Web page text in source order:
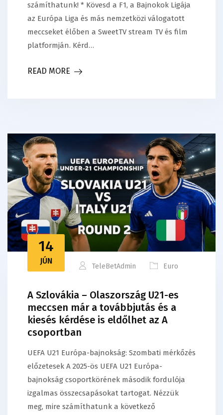
számíthatunk! * Kövesd a F1, a Bajnokok Ligája
az Európa Liga és más nemzetközi válogatott
meccseket élőben a SweetTV stream TV és film
platformján. Kérd…
READ MORE
14
JÚN
TeleBetAdmin Euro
A Szlovákia – Olaszország U21-es
meccsen már a továbbjutás és a
kiesés kérdése is eldőlhet az A
csoportban
UEFA U21 Európa-bajnokság: Szombati mérkőzés
előzetesek A 2025-ös UEFA U21 Európa-
bajnokság csoportkörének második fordulója
izgalmas összecsapásokat tartogat. Nézzük
meg, mire számíthatunk a következő